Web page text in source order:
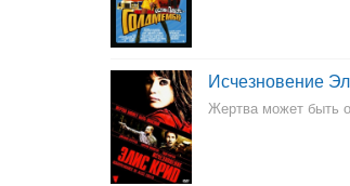
Исчезновение
Жертва может быть